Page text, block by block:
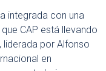
integrada con una
CAP está llevando
liderada por Alfonso
en